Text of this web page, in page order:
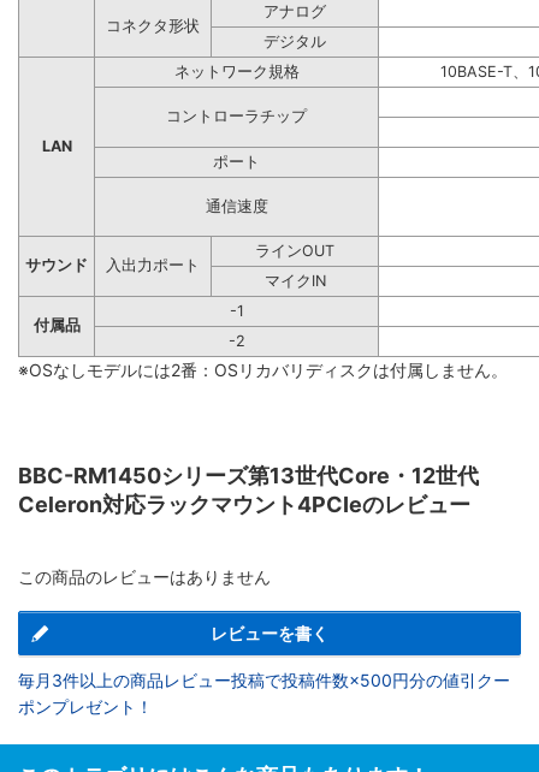
コネクタ形状
アナログ
デジタル
LAN
ネットワーク規格 10BASE-T、
コントローラチップ
ポート
通信速度
サウンド 入出力ポート
ラインOUT
マイクIN
付属品
-1
-2
※OSなしモデルには2番：OSリカバリディスクは付属しません。
BBC-RM1450シリーズ第13世代Core・12世代
Celeron対応ラックマウント4PCIeのレビュー
この商品のレビューはありません
レビューを書く
毎月3件以上の商品レビュー投稿で投稿件数×500円分の値引クー
ポンプレゼント！